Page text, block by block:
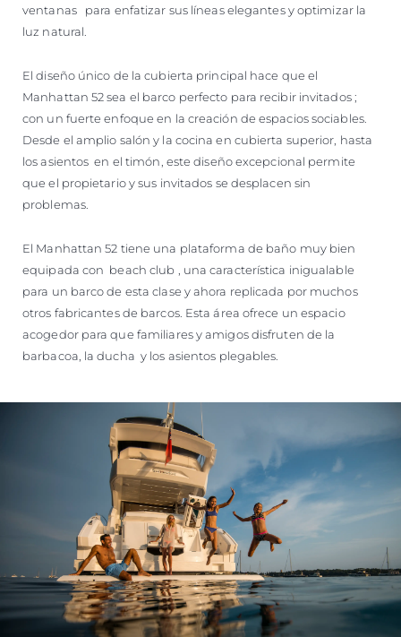
ventanas para enfatizar sus líneas elegantes y optimizar la
luz natural.
El diseño único de la cubierta principal hace que el
Manhattan 52 sea el barco perfecto para recibir invitados ;
con un fuerte enfoque en la creación de espacios sociables.
Desde el amplio salón y la cocina en cubierta superior, hasta
los asientos en el timón, este diseño excepcional permite
que el propietario y sus invitados se desplacen sin
problemas.
El Manhattan 52 tiene una plataforma de baño muy bien
equipada con beach club , una característica inigualable
para un barco de esta clase y ahora replicada por muchos
otros fabricantes de barcos. Esta área ofrece un espacio
acogedor para que familiares y amigos disfruten de la
barbacoa, la ducha y los asientos plegables.